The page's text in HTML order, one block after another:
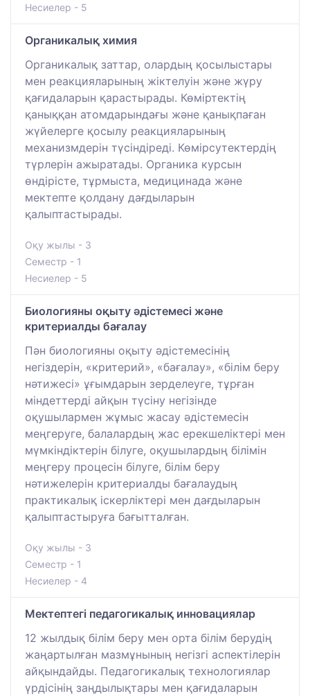
Несиелер - 5
Органикалық химия
Органикалық заттар, олардың қосылыстары
мен реакцияларының жіктелуін және жүру
қағидаларын қарастырады. Көміртектің
қаныққан атомдарындағы және қанықпаған
жүйелерге қосылу реакцияларының
механизмдерін түсіндіреді. Көмірсутектердің
түрлерін ажыратады. Органика курсын
өндірісте, тұрмыста, медицинада және
мектепте қолдану дағдыларын
қалыптастырады.
Оқу жылы - 3
Семестр - 1
Несиелер - 5
Биологияны оқыту әдістемесі және
критериалды бағалау
Пән биологияны оқыту әдістемесінің
негіздерін, «критерий», «бағалау», «білім беру
нәтижесі» ұғымдарын зерделеуге, тұрған
міндеттерді айқын түсіну негізінде
оқушылармен жұмыс жасау әдістемесін
меңгеруге, балалардың жас ерекшеліктері мен
мүмкіндіктерін білуге, оқушылардың білімін
меңгеру процесін білуге, білім беру
нәтижелерін критериалды бағалаудың
практикалық іскерліктері мен дағдыларын
қалыптастыруға бағытталған.
Оқу жылы - 3
Семестр - 1
Несиелер - 4
Мектептегі педагогикалық инновациялар
12 жылдық білім беру мен орта білім берудің
жаңартылған мазмұнының негізгі аспектілерін
айқындайды. Педагогикалық технологиялар
үрдісінің заңдылықтары мен қағидаларын